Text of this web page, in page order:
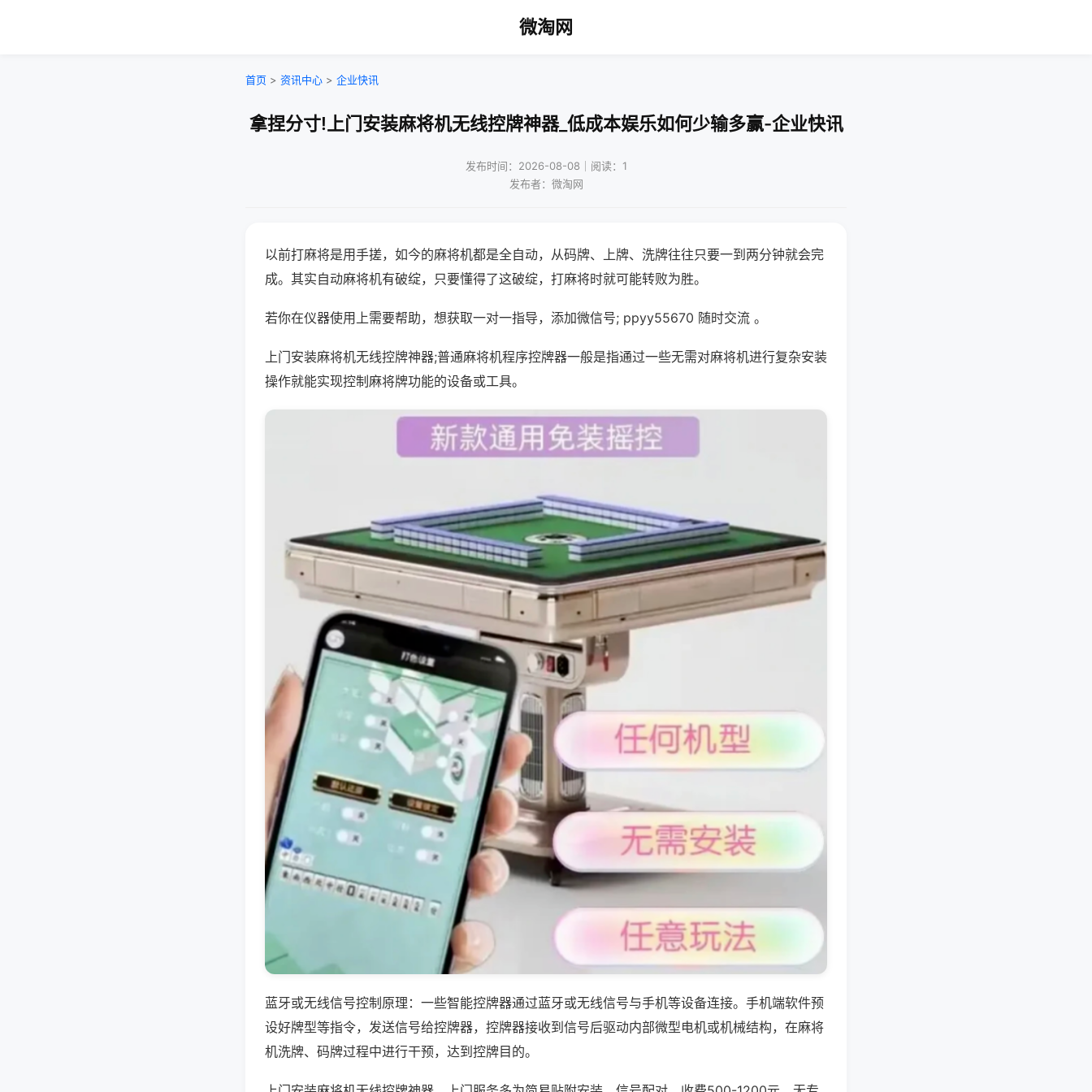
微淘网
首页 > 资讯中心 > 企业快讯
拿捏分寸!上门安装麻将机无线控牌神器_低成本娱乐如何少输多赢-企业快讯
发布时间：2026-08-08｜阅读：1
发布者：微淘网
以前打麻将是用手搓，如今的麻将机都是全自动，从码牌、上牌、洗牌往往只要一到两分钟就会完
成。其实自动麻将机有破绽，只要懂得了这破绽，打麻将时就可能转败为胜。
若你在仪器使用上需要帮助，想获取一对一指导，添加微信号; ppyy55670 随时交流 。
上门安装麻将机无线控牌神器;普通麻将机程序控牌器一般是指通过一些无需对麻将机进行复杂安装
操作就能实现控制麻将牌功能的设备或工具。
蓝牙或无线信号控制原理：一些智能控牌器通过蓝牙或无线信号与手机等设备连接。手机端软件预
设好牌型等指令，发送信号给控牌器，控牌器接收到信号后驱动内部微型电机或机械结构，在麻将
机洗牌、码牌过程中进行干预，达到控牌目的。